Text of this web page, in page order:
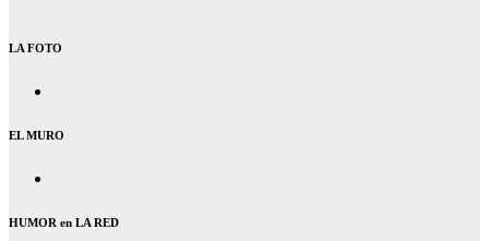
LA FOTO
EL MURO
HUMOR en LA RED